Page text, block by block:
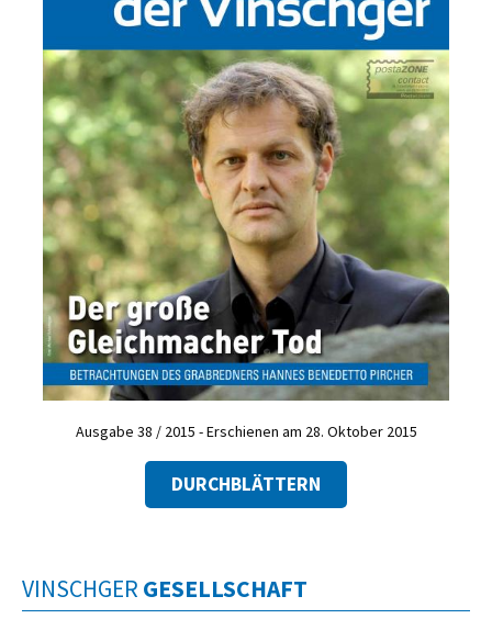
Ausgabe 38 / 2015 - Erschienen am 28. Oktober 2015
DURCHBLÄTTERN
VINSCHGER GESELLSCHAFT